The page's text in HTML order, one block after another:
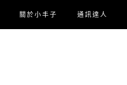
關於小丰子 通訊達人